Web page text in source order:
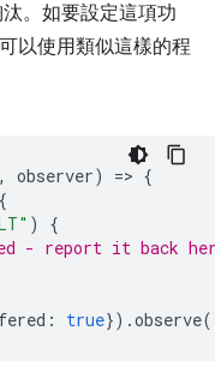
。如要設定這項功
以使用類似這樣的程
, observer) => {
{
)
{
- report it back
: true}).observe